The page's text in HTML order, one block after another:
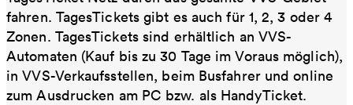
fahren. TagesTickets gibt es auch für 1, 2, 3 oder 4
Zonen. TagesTickets sind erhältlich an VVS-
Automaten (Kauf bis zu 30 Tage im Voraus möglich),
in VVS-Verkaufsstellen, beim Busfahrer und online
zum Ausdrucken am PC bzw. als HandyTicket.